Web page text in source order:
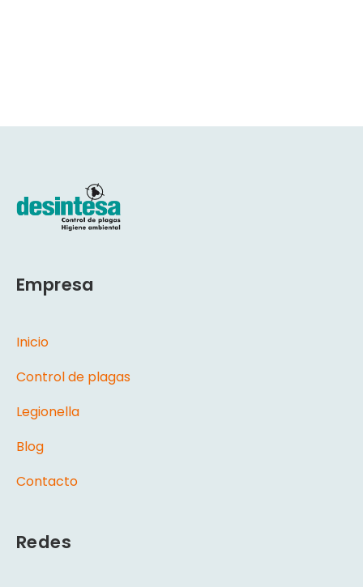
Empresa
Inicio
Control de plagas
Legionella
Blog
Contacto
Redes